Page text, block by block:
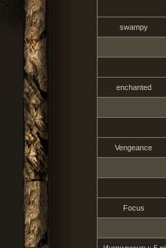
swampy
enchanted
Vengeance
Focus